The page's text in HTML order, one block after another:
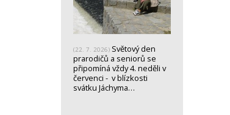
(22. 7. 2026) Světový den
prarodičů a seniorů se
připomíná vždy 4. neděli v
červenci - v blízkosti
svátku Jáchyma…